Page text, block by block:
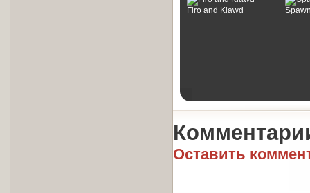
Firo and Klawd
Оставить